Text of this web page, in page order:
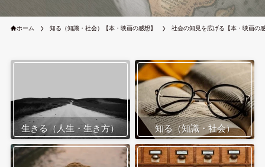
ホーム 知る（知識・社会）【本・映画の感想】 社会の知見を広げる【本・映画の
生きる（人生・生き方） 知る（知識・社会）